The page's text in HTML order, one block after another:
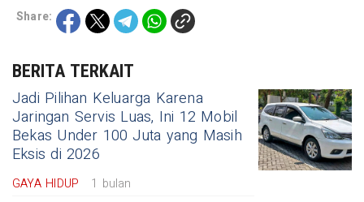
Share:
BERITA TERKAIT
Jadi Pilihan Keluarga Karena
Jaringan Servis Luas, Ini 12 Mobil
Bekas Under 100 Juta yang Masih
Eksis di 2026
GAYA HIDUP 1 bulan